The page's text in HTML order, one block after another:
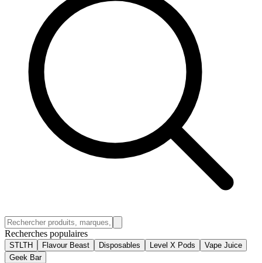
Recherches populaires
STLTH Flavour Beast Disposables Level X Pods
Vape Juice
Geek Bar